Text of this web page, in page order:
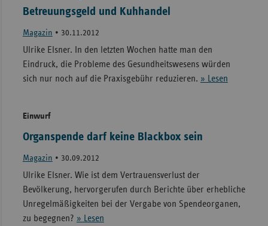
Betreuungsgeld und Kuhhandel
Magazin • 30.11.2012
Ulrike Elsner. In den letzten Wochen hatte man den
Eindruck, die Probleme des Gesundheitswesens würden
sich nur noch auf die Praxisgebühr reduzieren. » Lesen
Einwurf
Organspende darf keine Blackbox sein
Magazin • 30.09.2012
Ulrike Elsner. Wie ist dem Vertrauensverlust der
Bevölkerung, hervorgerufen durch Berichte über erhebliche
Unregelmäßigkeiten bei der Vergabe von Spendeorganen,
zu begegnen? » Lesen